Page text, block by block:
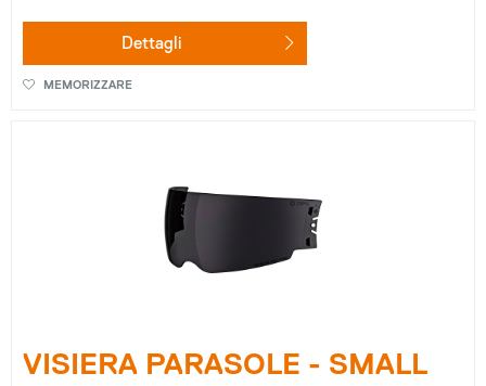
Dettagli
MEMORIZZARE
VISIERA PARASOLE - SMALL